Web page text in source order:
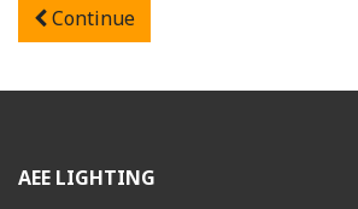
Continue
AEE LIGHTING